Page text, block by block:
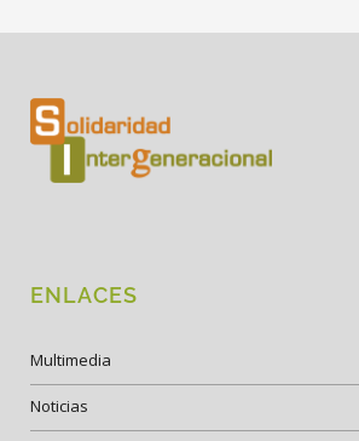
ENLACES
Multimedia
Noticias